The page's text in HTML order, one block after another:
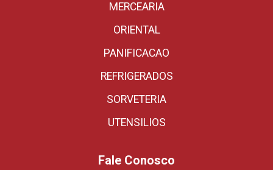
MERCEARIA
ORIENTAL
PANIFICACAO
REFRIGERADOS
SORVETERIA
UTENSILIOS
Fale Conosco